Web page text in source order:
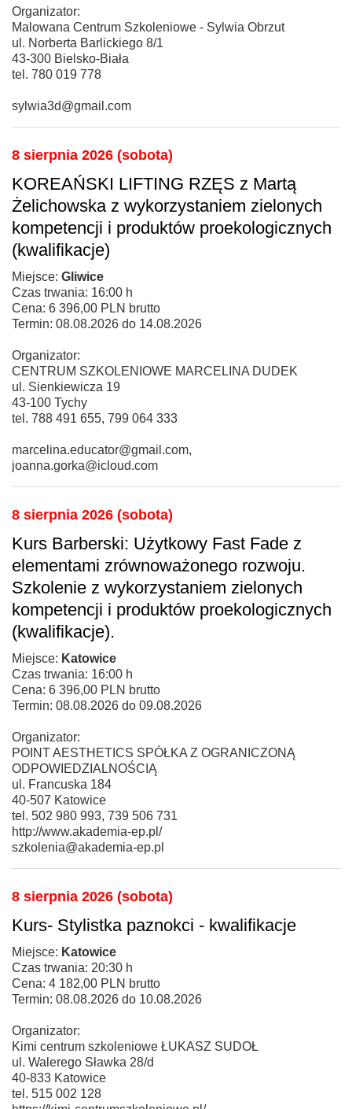
Organizator:
Malowana Centrum Szkoleniowe - Sylwia Obrzut
ul. Norberta Barlickiego 8/1
43-300 Bielsko-Biała
tel. 780 019 778
sylwia3d@gmail.com
8 sierpnia 2026 (sobota)
KOREAŃSKI LIFTING RZĘS z Martą
Żelichowska z wykorzystaniem zielonych
kompetencji i produktów proekologicznych
(kwalifikacje)
Miejsce: Gliwice
Czas trwania: 16:00 h
Cena: 6 396,00 PLN brutto
Termin: 08.08.2026 do 14.08.2026
Organizator:
CENTRUM SZKOLENIOWE MARCELINA DUDEK
ul. Sienkiewicza 19
43-100 Tychy
tel. 788 491 655, 799 064 333
marcelina.educator@gmail.com,
joanna.gorka@icloud.com
8 sierpnia 2026 (sobota)
Kurs Barberski: Użytkowy Fast Fade z
elementami zrównoważonego rozwoju.
Szkolenie z wykorzystaniem zielonych
kompetencji i produktów proekologicznych
(kwalifikacje).
Miejsce: Katowice
Czas trwania: 16:00 h
Cena: 6 396,00 PLN brutto
Termin: 08.08.2026 do 09.08.2026
Organizator:
POINT AESTHETICS SPÓŁKA Z OGRANICZONĄ
ODPOWIEDZIALNOŚCIĄ
ul. Francuska 184
40-507 Katowice
tel. 502 980 993, 739 506 731
http://www.akademia-ep.pl/
szkolenia@akademia-ep.pl
8 sierpnia 2026 (sobota)
Kurs- Stylistka paznokci - kwalifikacje
Miejsce: Katowice
Czas trwania: 20:30 h
Cena: 4 182,00 PLN brutto
Termin: 08.08.2026 do 10.08.2026
Organizator:
Kimi centrum szkoleniowe ŁUKASZ SUDOŁ
ul. Walerego Sławka 28/d
40-833 Katowice
tel. 515 002 128